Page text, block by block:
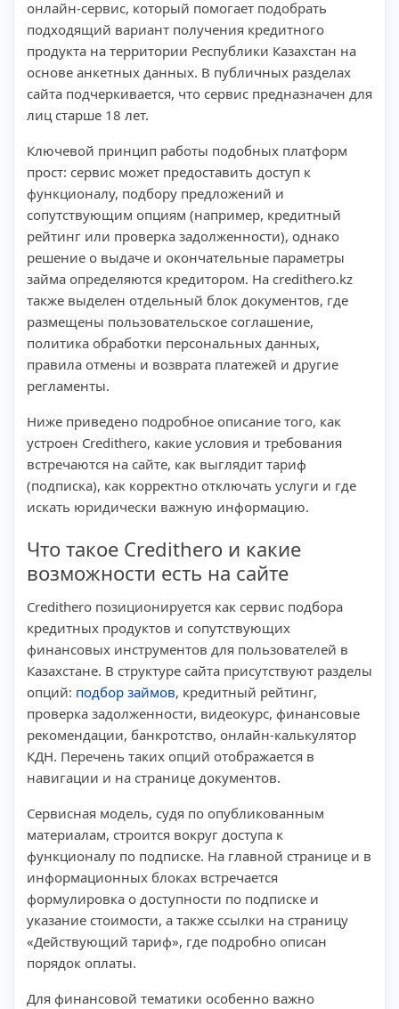
онлайн-сервис, который помогает подобрать
подходящий вариант получения кредитного
продукта на территории Республики Казахстан на
основе анкетных данных. В публичных разделах
сайта подчеркивается, что сервис предназначен для
лиц старше 18 лет.
Ключевой принцип работы подобных платформ
прост: сервис может предоставить доступ к
функционалу, подбору предложений и
сопутствующим опциям (например, кредитный
рейтинг или проверка задолженности), однако
решение о выдаче и окончательные параметры
займа определяются кредитором. На credithero.kz
также выделен отдельный блок документов, где
размещены пользовательское соглашение,
политика обработки персональных данных,
правила отмены и возврата платежей и другие
регламенты.
Ниже приведено подробное описание того, как
устроен Credithero, какие условия и требования
встречаются на сайте, как выглядит тариф
(подписка), как корректно отключать услуги и где
искать юридически важную информацию.
Что такое Credithero и какие
возможности есть на сайте
Credithero позиционируется как сервис подбора
кредитных продуктов и сопутствующих
финансовых инструментов для пользователей в
Казахстане. В структуре сайта присутствуют разделы
опций: подбор займов, кредитный рейтинг,
проверка задолженности, видеокурс, финансовые
рекомендации, банкротство, онлайн-калькулятор
КДН. Перечень таких опций отображается в
навигации и на странице документов.
Сервисная модель, судя по опубликованным
материалам, строится вокруг доступа к
функционалу по подписке. На главной странице и в
информационных блоках встречается
формулировка о доступности по подписке и
указание стоимости, а также ссылки на страницу
«Действующий тариф», где подробно описан
порядок оплаты.
Для финансовой тематики особенно важно